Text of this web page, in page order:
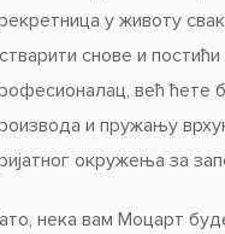
у животу
снове и
већ ћете
и пружању
окружења за
нека вам Моцарт